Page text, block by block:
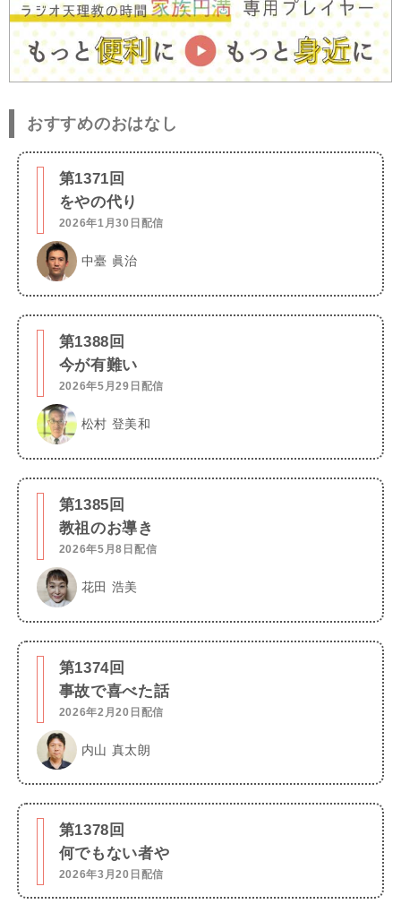
おすすめのおはなし
第1371回
をやの代り
2026年1月30日配信
中臺 眞治
第1388回
今が有難い
2026年5月29日配信
松村 登美和
第1385回
教祖のお導き
2026年5月8日配信
花田 浩美
第1374回
事故で喜べた話
2026年2月20日配信
内山 真太朗
第1378回
何でもない者や
2026年3月20日配信